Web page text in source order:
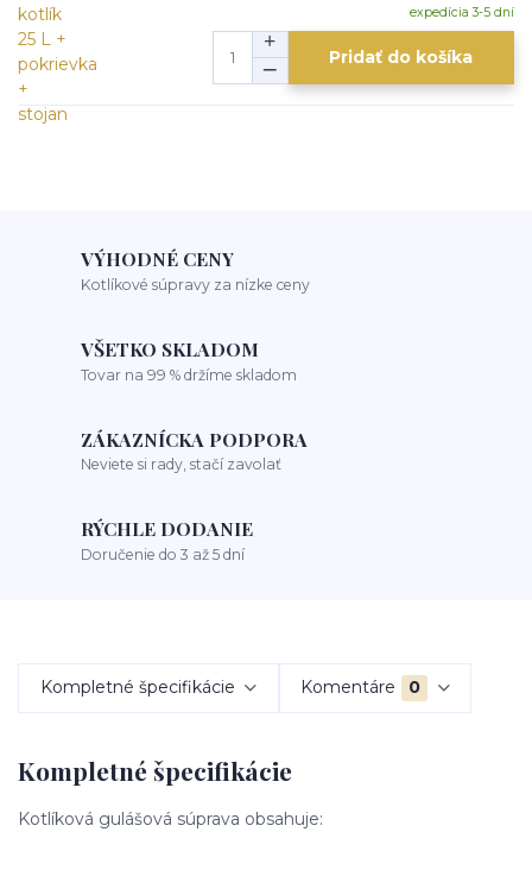
expedícia 3-5 dní
Pridať do košíka
VÝHODNÉ CENY
Kotlíkové súpravy za nízke ceny
VŠETKO SKLADOM
Tovar na 99 % držíme skladom
ZÁKAZNÍCKA PODPORA
Neviete si rady, stačí zavolať
RÝCHLE DODANIE
Doručenie do 3 až 5 dní
Kompletné špecifikácie Komentáre 0
Kompletné špecifikácie
Kotlíková gulášová súprava obsahuje: